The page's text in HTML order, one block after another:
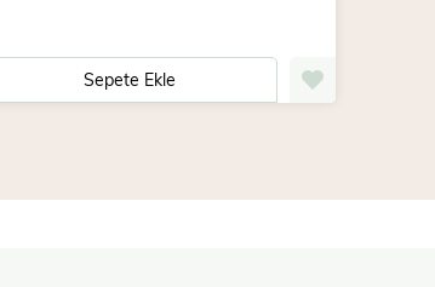
Sepete Ekle